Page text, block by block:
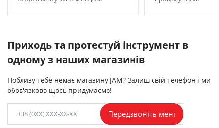
Приходь та протестуй інструмент в
одному з наших магазинів
Поблизу тебе немає магазину JAM? Залиш свій телефон і ми
обов'язково щось придумаємо!
Передзвоніть мені